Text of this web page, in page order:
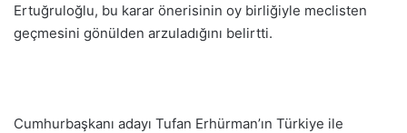
Ertuğruloğlu, bu karar önerisinin oy birliğiyle meclisten
geçmesini gönülden arzuladığını belirtti.
Cumhurbaşkanı adayı Tufan Erhürman’ın Türkiye ile